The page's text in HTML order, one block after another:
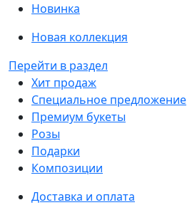
Новинка
Новая коллекция
Перейти в раздел
Хит продаж
Специальное предложение
Премиум букеты
Розы
Подарки
Композиции
Доставка и оплата